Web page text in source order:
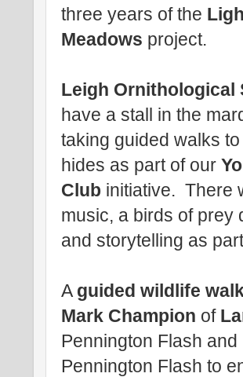
three years of the
Meadows project.
Leigh Ornithological
have a stall in the
taking guided walks
hides as part of our
Club initiative. There
music, a birds of prey
and storytelling as
A guided wildlife
Mark Champion of
Pennington Flash
Pennington Flash to